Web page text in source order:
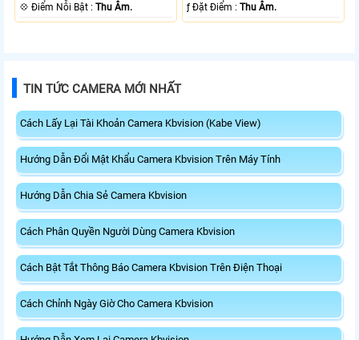
️💠 Điểm Nỗi Bật :Thu Âm.
️ƒ Đặt Điểm :Thu Âm.
TIN TỨC CAMERA MỚI NHẤT
Cách Lấy Lại Tài Khoản Camera Kbvision (Kabe View)
Hướng Dẫn Đổi Mật Khẩu Camera Kbvision Trên Máy Tính
Hướng Dẫn Chia Sẻ Camera Kbvision
Cách Phân Quyền Người Dùng Camera Kbvision
Cách Bật Tắt Thông Báo Camera Kbvision Trên Điện Thoại
Cách Chỉnh Ngày Giờ Cho Camera Kbvision